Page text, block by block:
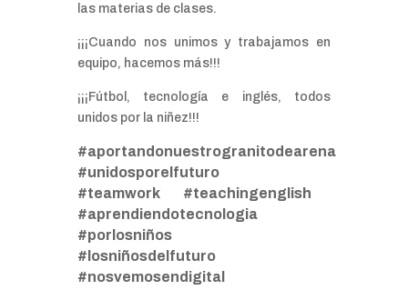
las materias de clases.
¡¡¡Cuando nos unimos y trabajamos en
equipo, hacemos más!!!
¡¡¡Fútbol, tecnología e inglés, todos
unidos por la niñez!!!
#aportandonuestrogranitodearena
#unidosporelfuturo
#teamwork #teachingenglish
#aprendiendotecnologia
#porlosniños
#losniñosdelfuturo
#nosvemosendigital